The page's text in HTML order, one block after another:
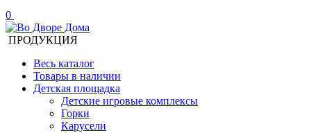
0
ПРОДУКЦИЯ
Весь каталог
Товары в наличии
Детская площадка
Детские игровые комплексы
Горки
Карусели